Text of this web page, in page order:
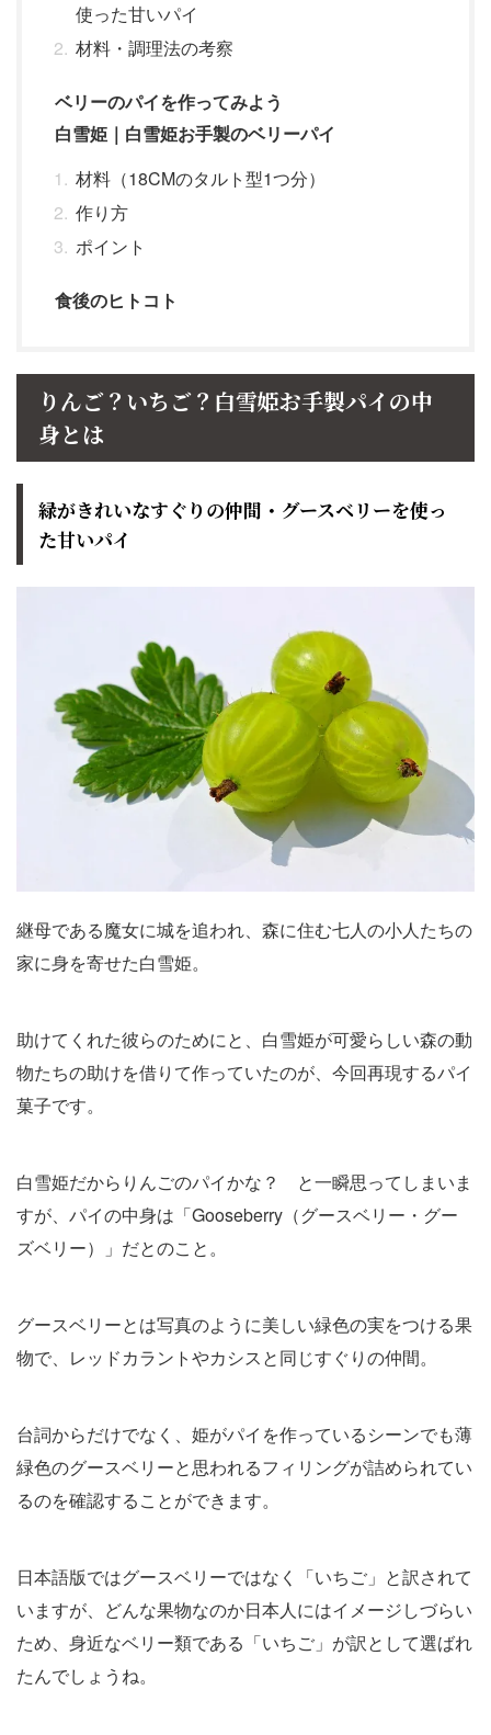
使った甘いパイ
材料・調理法の考察
ベリーのパイを作ってみよう
白雪姫｜白雪姫お手製のベリーパイ
材料（18CMのタルト型1つ分）
作り方
ポイント
食後のヒトコト
りんご？いちご？白雪姫お手製パイの中
身とは
緑がきれいなすぐりの仲間・グースベリーを使っ
た甘いパイ
継母である魔女に城を追われ、森に住む七人の小人たちの
家に身を寄せた白雪姫。
助けてくれた彼らのためにと、白雪姫が可愛らしい森の動
物たちの助けを借りて作っていたのが、今回再現するパイ
菓子です。
白雪姫だからりんごのパイかな？ と一瞬思ってしまいま
すが、パイの中身は「Gooseberry（グースベリー・グー
ズベリー）」だとのこと。
グースベリーとは写真のように美しい緑色の実をつける果
物で、レッドカラントやカシスと同じすぐりの仲間。
台詞からだけでなく、姫がパイを作っているシーンでも薄
緑色のグースベリーと思われるフィリングが詰められてい
るのを確認することができます。
日本語版ではグースベリーではなく「いちご」と訳されて
いますが、どんな果物なのか日本人にはイメージしづらい
ため、身近なベリー類である「いちご」が訳として選ばれ
たんでしょうね。